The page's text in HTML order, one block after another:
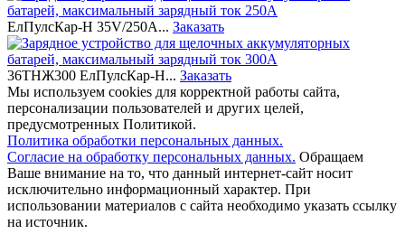
ЕлПулсКар-Н 35V/250A... Заказать
36ТНЖ300 ЕлПулсКар-Н... Заказать
Мы используем cookies для корректной работы сайта,
персонализации пользователей и других целей,
предусмотренных Политикой.
Политика обработки персональных данных.
Согласие на обработку персональных данных. Обращаем
Ваше внимание на то, что данный интернет-сайт носит
исключительно информационный характер. При
использовании материалов c сайта необходимо указать ссылку
на источник.